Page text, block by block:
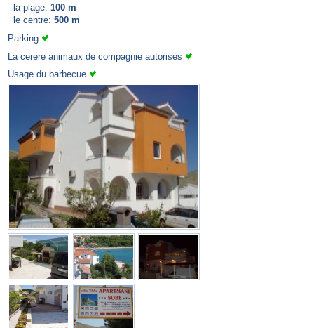
la plage: 100 m
le centre: 500 m
Parking
La cerere animaux de compagnie autorisés
Usage du barbecue